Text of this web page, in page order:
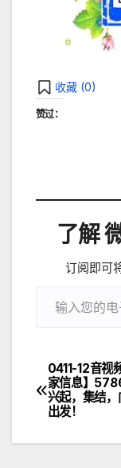
收藏 (0)
赞过：
了解
订阅即可
文
章
导
0411-12音视
家信息】
兴起，集结
出发！